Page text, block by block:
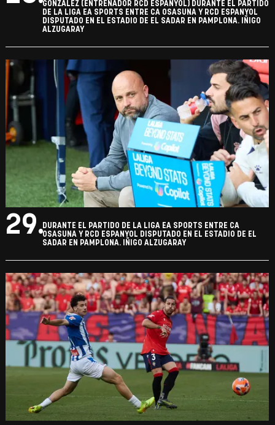
GONZALEZ (ENTRENADOR RCD ESPANYOL) DURANTE EL PARTIDO
DE LA LIGA EA SPORTS ENTRE CA OSASUNA Y RCD ESPANYOL
DISPUTADO EN EL ESTADIO DE EL SADAR EN PAMPLONA. IÑIGO
ALZUGARAY
29.DURANTE EL PARTIDO DE LA LIGA EA SPORTS ENTRE CA
OSASUNA Y RCD ESPANYOL DISPUTADO EN EL ESTADIO DE EL
SADAR EN PAMPLONA. IÑIGO ALZUGARAY